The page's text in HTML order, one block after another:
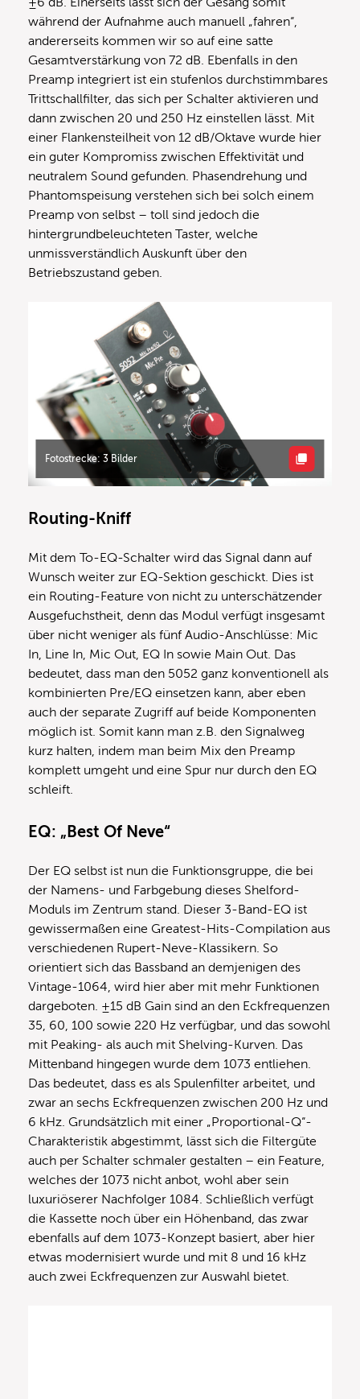
während der Aufnahme auch manuell „fahren“,
andererseits kommen wir so auf eine satte
Gesamtverstärkung von 72 dB. Ebenfalls in den
Preamp integriert ist ein stufenlos durchstimmbares
Trittschallfilter, das sich per Schalter aktivieren und
dann zwischen 20 und 250 Hz einstellen lässt. Mit
einer Flankensteilheit von 12 dB/Oktave wurde hier
ein guter Kompromiss zwischen Effektivität und
neutralem Sound gefunden. Phasendrehung und
Phantomspeisung verstehen sich bei solch einem
Preamp von selbst – toll sind jedoch die
hintergrundbeleuchteten Taster, welche
unmissverständlich Auskunft über den
Betriebszustand geben.
Fotostrecke: 3 Bilder
Routing-Kniff
Mit dem To-EQ-Schalter wird das Signal dann auf
Wunsch weiter zur EQ-Sektion geschickt. Dies ist
ein Routing-Feature von nicht zu unterschätzender
Ausgefuchstheit, denn das Modul verfügt insgesamt
über nicht weniger als fünf Audio-Anschlüsse: Mic
In, Line In, Mic Out, EQ In sowie Main Out. Das
bedeutet, dass man den 5052 ganz konventionell als
kombinierten Pre/EQ einsetzen kann, aber eben
auch der separate Zugriff auf beide Komponenten
möglich ist. Somit kann man z.B. den Signalweg
kurz halten, indem man beim Mix den Preamp
komplett umgeht und eine Spur nur durch den EQ
schleift.
EQ: „Best Of Neve“
Der EQ selbst ist nun die Funktionsgruppe, die bei
der Namens- und Farbgebung dieses Shelford-
Moduls im Zentrum stand. Dieser 3-Band-EQ ist
gewissermaßen eine Greatest-Hits-Compilation aus
verschiedenen Rupert-Neve-Klassikern. So
orientiert sich das Bassband an demjenigen des
Vintage-1064, wird hier aber mit mehr Funktionen
dargeboten. ±15 dB Gain sind an den Eckfrequenzen
35, 60, 100 sowie 220 Hz verfügbar, und das sowohl
mit Peaking- als auch mit Shelving-Kurven. Das
Mittenband hingegen wurde dem 1073 entliehen.
Das bedeutet, dass es als Spulenfilter arbeitet, und
zwar an sechs Eckfrequenzen zwischen 200 Hz und
6 kHz. Grundsätzlich mit einer „Proportional-Q“-
Charakteristik abgestimmt, lässt sich die Filtergüte
auch per Schalter schmaler gestalten – ein Feature,
welches der 1073 nicht anbot, wohl aber sein
luxuriöserer Nachfolger 1084. Schließlich verfügt
die Kassette noch über ein Höhenband, das zwar
ebenfalls auf dem 1073-Konzept basiert, aber hier
etwas modernisiert wurde und mit 8 und 16 kHz
auch zwei Eckfrequenzen zur Auswahl bietet.